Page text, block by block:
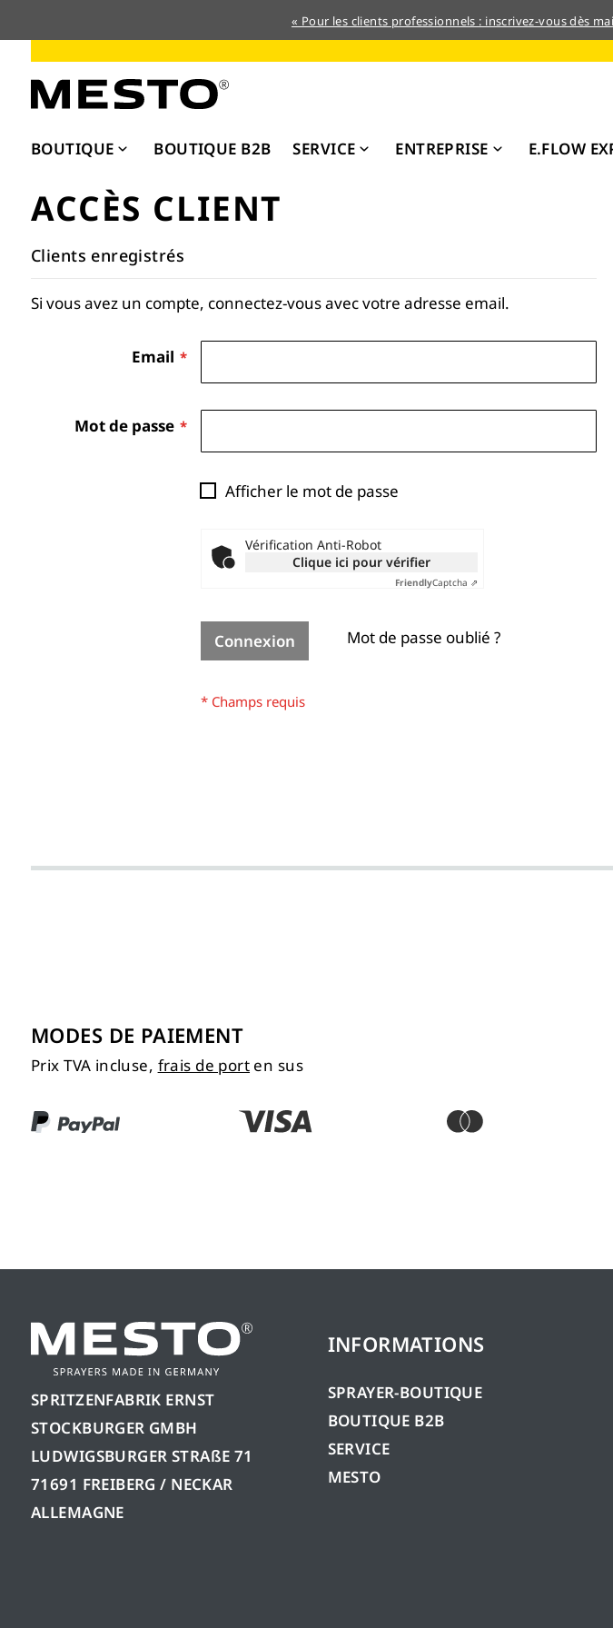
« Pour les clients professionnels : inscrivez-vous dès
contenu
BOUTIQUE BOUTIQUE B2B SERVICE ENTREPRISE E.FLOW
ACCÈS CLIENT
Clients enregistrés
Si vous avez un compte, connectez-vous avec votre adresse email.
Email
Mot de passe
Afficher le mot de passe
Vérification Anti-Robot
Clique ici pour vérifier
FriendlyCaptcha ⇗
Connexion Mot de passe oublié ?
MODES DE PAIEMENT
Prix TVA incluse, frais de port en sus
SPRITZENFABRIK ERNST
STOCKBURGER GMBH
LUDWIGSBURGER STRAßE 71
71691 FREIBERG / NECKAR
ALLEMAGNE
INFORMATIONS
SPRAYER-BOUTIQUE
BOUTIQUE B2B
SERVICE
MESTO